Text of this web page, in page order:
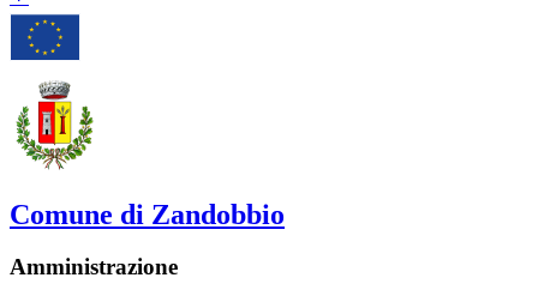
Comune di Zandobbio
Amministrazione